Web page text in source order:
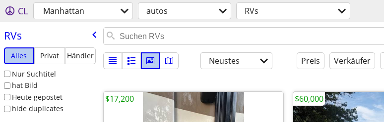
CL Manhattan autos RVs
RVs
Alles Privat
Händler
Nur Suchtitel
hat Bild
Heute gepostet
hide duplicates
Neustes Preis Verkäufer
$17,200 $60,000